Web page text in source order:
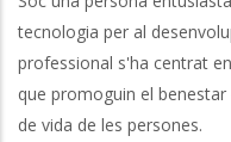
tecnologia per al
professional s'ha centrat
que promoguin el
de vida de les persones.